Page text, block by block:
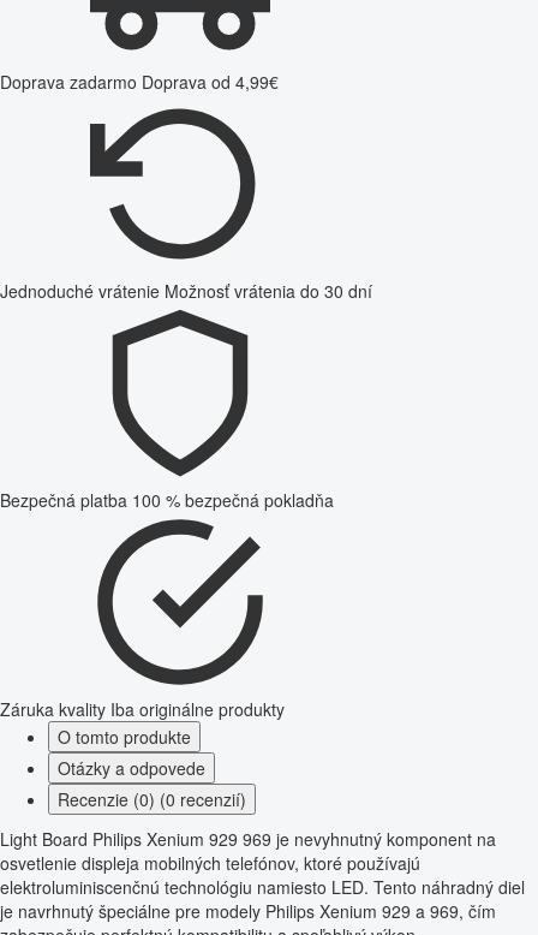
Doprava zadarmo Doprava od 4,99€
Jednoduché vrátenie Možnosť vrátenia do 30 dní
Bezpečná platba 100 % bezpečná pokladňa
Záruka kvality Iba originálne produkty
O tomto produkte
Otázky a odpovede
Recenzie (0) (0 recenzií)
Light Board Philips Xenium 929 969 je nevyhnutný komponent na
osvetlenie displeja mobilných telefónov, ktoré používajú
elektroluminiscenčnú technológiu namiesto LED. Tento náhradný diel
je navrhnutý špeciálne pre modely Philips Xenium 929 a 969, čím